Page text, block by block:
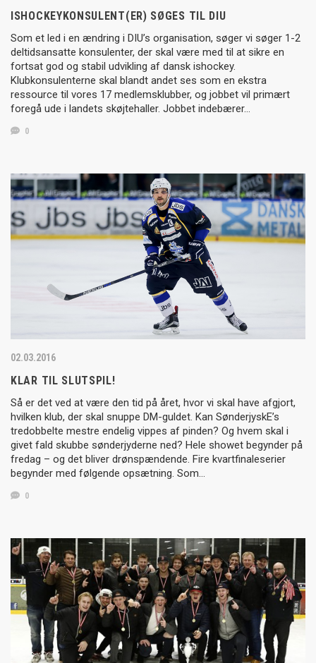
ISHOCKEYKONSULENT(ER) SØGES TIL DIU
Som et led i en ændring i DIU’s organisation, søger vi søger 1-2
deltidsansatte konsulenter, der skal være med til at sikre en
fortsat god og stabil udvikling af dansk ishockey.
Klubkonsulenterne skal blandt andet ses som en ekstra
ressource til vores 17 medlemsklubber, og jobbet vil primært
foregå ude i landets skøjtehaller. Jobbet indebærer…
0
02.03.2016
KLAR TIL SLUTSPIL!
Så er det ved at være den tid på året, hvor vi skal have afgjort,
hvilken klub, der skal snuppe DM-guldet. Kan SønderjyskE’s
tredobbelte mestre endelig vippes af pinden? Og hvem skal i
givet fald skubbe sønderjyderne ned? Hele showet begynder på
fredag – og det bliver drønspændende. Fire kvartfinaleserier
begynder med følgende opsætning. Som…
0